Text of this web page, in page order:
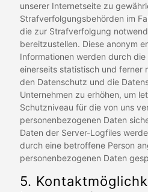
unserer Internetseite zu
Strafverfolgungsbehörden im
die zur Strafverfolgung
bereitzustellen. Diese anonym
Informationen werden durch
einerseits statistisch und ferner
den Datenschutz und die
Unternehmen zu erhöhen, um
Schutzniveau für die von uns
personenbezogenen Daten
Daten der Server-Logfiles
durch eine betroffene Person
personenbezogenen Daten
5.